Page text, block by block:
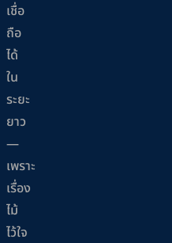
เชื่อ
ถือ
ได้
ใน
ระยะ
ยาว
—
เพราะ
เรื่อง
ไม้
ไว้ใจ